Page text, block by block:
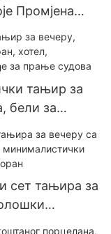
Промјена
тањир за
бели за
сет тањира за
за кућне